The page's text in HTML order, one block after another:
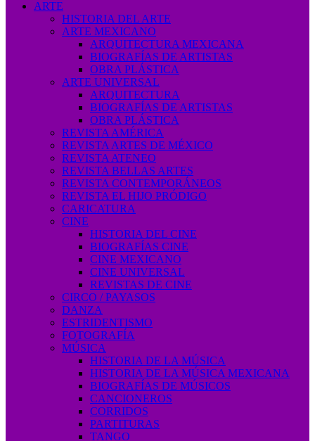
ARTE
HISTORIA DEL ARTE
ARTE MEXICANO
ARQUITECTURA MEXICANA
BIOGRAFÍAS DE ARTISTAS
OBRA PLÁSTICA
ARTE UNIVERSAL
ARQUITECTURA
BIOGRAFÍAS DE ARTISTAS
OBRA PLÁSTICA
REVISTA AMÉRICA
REVISTA ARTES DE MÉXICO
REVISTA ATENEO
REVISTA BELLAS ARTES
REVISTA CONTEMPORÁNEOS
REVISTA EL HIJO PRÓDIGO
CARICATURA
CINE
HISTORIA DEL CINE
BIOGRAFÍAS CINE
CINE MEXICANO
CINE UNIVERSAL
REVISTAS DE CINE
CIRCO / PAYASOS
DANZA
ESTRIDENTISMO
FOTOGRAFÍA
MÚSICA
HISTORIA DE LA MÚSICA
HISTORIA DE LA MÚSICA MEXICANA
BIOGRAFÍAS DE MÚSICOS
CANCIONEROS
CORRIDOS
PARTITURAS
TANGO